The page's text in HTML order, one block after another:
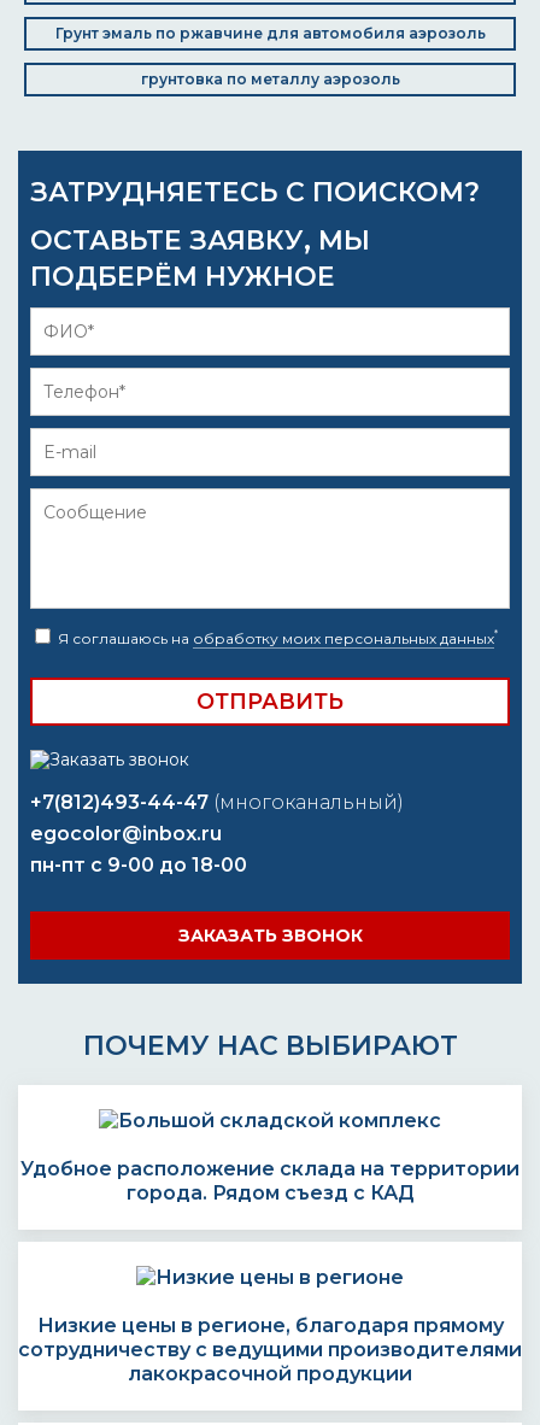
Грунт эмаль по ржавчине для автомобиля аэрозоль
грунтовка по металлу аэрозоль
ЗАТРУДНЯЕТЕСЬ С ПОИСКОМ?
ОСТАВЬТЕ ЗАЯВКУ, МЫ
ПОДБЕРЁМ НУЖНОЕ
Я соглашаюсь на обработку моих персональных данных*
+7(812)493-44-47 (многоканальный)
egocolor@inbox.ru
пн-пт с 9-00 до 18-00
ЗАКАЗАТЬ ЗВОНОК
ПОЧЕМУ НАС ВЫБИРАЮТ
Удобное расположение склада на территории
города. Рядом съезд с КАД
Низкие цены в регионе, благодаря прямому
сотрудничеству с ведущими производителями
лакокрасочной продукции